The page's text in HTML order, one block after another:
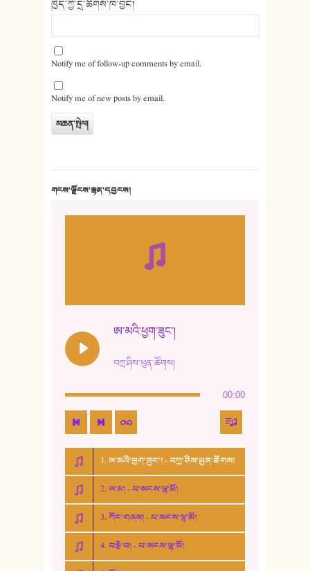
ཁྱེད་ཀྱི་དྲ་ཚིགས་ཁ་བྱང།
Notify me of follow-up comments by email.
Notify me of new posts by email.
གངས་ལྗོངས་སྙན་དབྱངས།
ཨ་མའི་ཕྱག་ཟུང་།
བཀྲ་ཤིས་ཕུན་ཚོགས།
00:00
1. ཨ་མའི་ཕྱག་ཟུང་། - བཀྲ་ཤིས་ཕུན་ཚོགས།
2. ཨ་མ། - པ་སངས་ལྷ་མོ།
3. ཀོང་གཞས། - པ་སངས་ལྷ་མོ།
4. བརྩེ་བ། - པ་སངས་ལྷ་མོ།